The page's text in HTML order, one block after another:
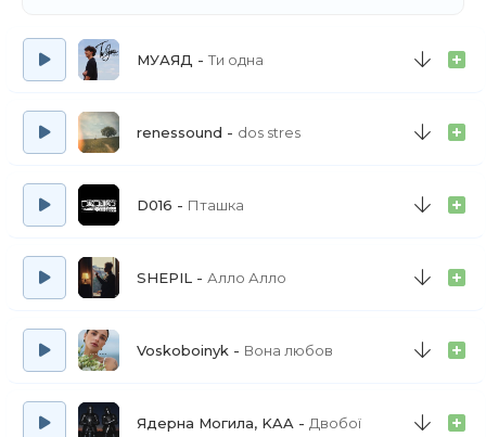
МУАЯД Ти одна
renessound dos stres
D016 Пташка
SHEPIL Алло Алло
Voskoboinyk Вона любов
Ядерна Могила, KAA Двобої